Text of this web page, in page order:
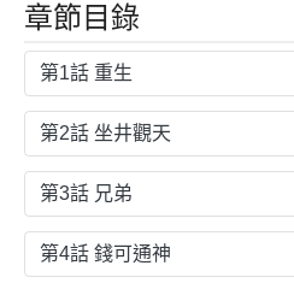
章節目錄
第1話 重生
第2話 坐井觀天
第3話 兄弟
第4話 錢可通神